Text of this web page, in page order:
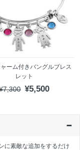
ーム付きバングルブレス
レット
¥5,500
に素敵な追加をするだけ